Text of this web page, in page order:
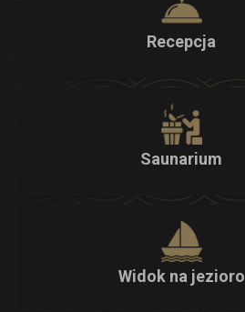
Recepcja
Saunarium
Widok na jezioro